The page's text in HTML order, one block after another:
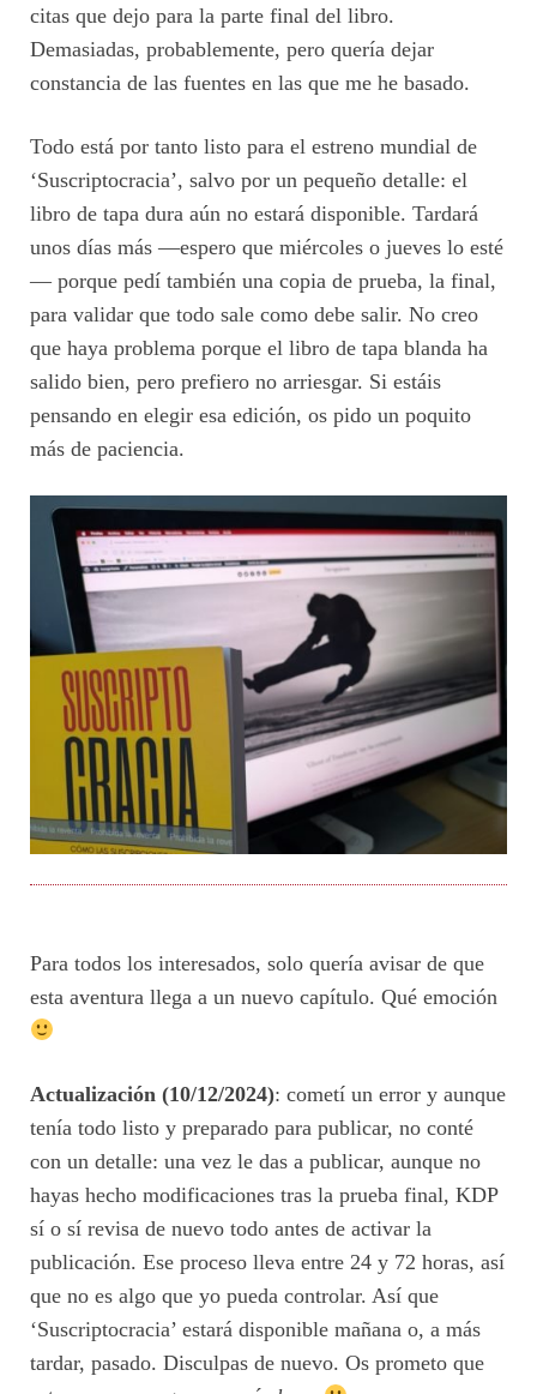
citas que dejo para la parte final del libro.
Demasiadas, probablemente, pero quería dejar
constancia de las fuentes en las que me he basado.
Todo está por tanto listo para el estreno mundial de
‘Suscriptocracia’, salvo por un pequeño detalle: el
libro de tapa dura aún no estará disponible. Tardará
unos días más —espero que miércoles o jueves lo esté
— porque pedí también una copia de prueba, la final,
para validar que todo sale como debe salir. No creo
que haya problema porque el libro de tapa blanda ha
salido bien, pero prefiero no arriesgar. Si estáis
pensando en elegir esa edición, os pido un poquito
más de paciencia.
Para todos los interesados, solo quería avisar de que
esta aventura llega a un nuevo capítulo. Qué emoción
Actualización (10/12/2024): cometí un error y aunque
tenía todo listo y preparado para publicar, no conté
con un detalle: una vez le das a publicar, aunque no
hayas hecho modificaciones tras la prueba final, KDP
sí o sí revisa de nuevo todo antes de activar la
publicación. Ese proceso lleva entre 24 y 72 horas, así
que no es algo que yo pueda controlar. Así que
‘Suscriptocracia’ estará disponible mañana o, a más
tardar, pasado. Disculpas de nuevo. Os prometo que